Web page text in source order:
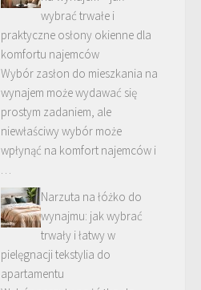
wybrać trwałe i
praktyczne osłony okienne dla
komfortu najemców
Wybór zasłon do mieszkania na
wynajem może wydawać się
prostym zadaniem, ale
niewłaściwy wybór może
wpłynąć na komfort najemców i
…
Narzuta na łóżko do
wynajmu: jak wybrać
trwały i łatwy w
pielęgnacji tekstylia do
apartamentu